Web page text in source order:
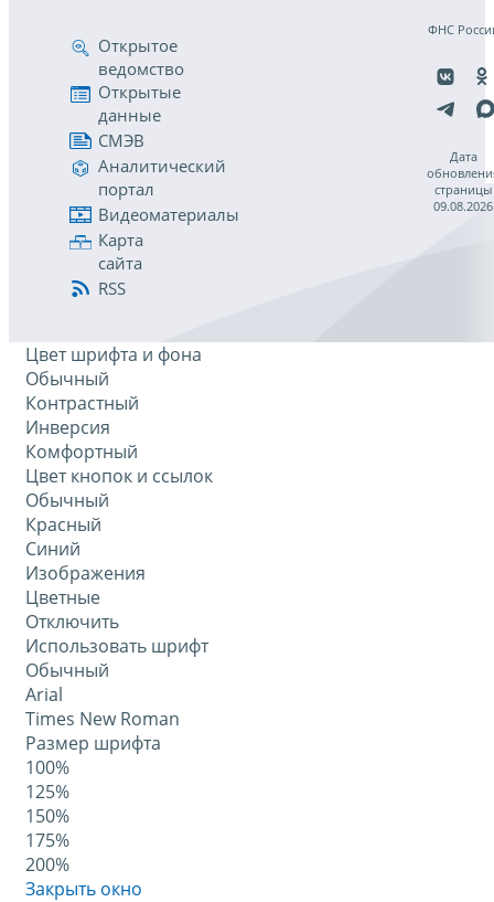
Открытое
ведомство
Открытые
данные
СМЭВ
Аналитический
портал
Видеоматериалы
Карта
сайта
RSS
ФНС
Дата
страницы
09.08.2026
Цвет шрифта и фона
Обычный
Контрастный
Инверсия
Комфортный
Цвет кнопок и ссылок
Обычный
Красный
Синий
Изображения
Цветные
Отключить
Использовать шрифт
Обычный
Arial
Times New Roman
Размер шрифта
100%
125%
150%
175%
200%
Закрыть окно